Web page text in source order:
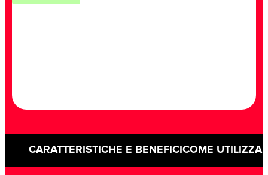
CARATTERISTICHE E BENEFICI COME